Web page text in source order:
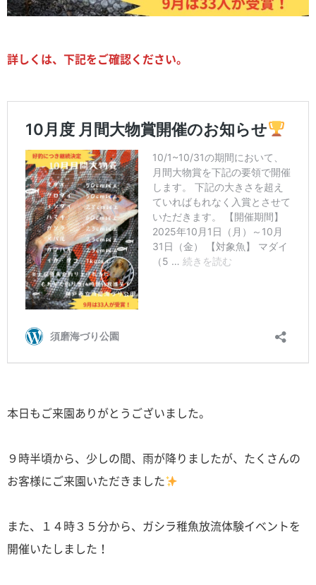
詳しくは、下記をご確認ください。
本日もご来園ありがとうございました。
９時半頃から、少しの間、雨が降りましたが、たくさんの
お客様にご来園いただきました
また、１４時３５分から、ガシラ稚魚放流体験イベントを
開催いたしました！